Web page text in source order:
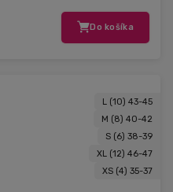
Do košíka
L (10) 43-45
M (8) 40-42
S (6) 38-39
XL (12) 46-47
XS (4) 35-37